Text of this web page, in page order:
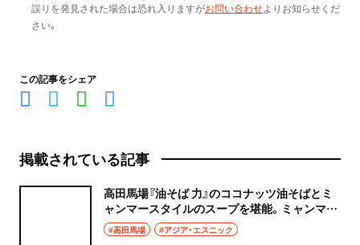
誤りを発見された場合は恐れ入りますがお問い合わせよりお知らせくだ
さい。
この記事をシェア
掲載されている記事
高田馬場『油そば 力』のココナッツ油そばとミ
ャンマースタイルのスープを堪能。ミャンマー
と日本の食文化の懸け橋に！
#高田馬場 #アジア・エスニック